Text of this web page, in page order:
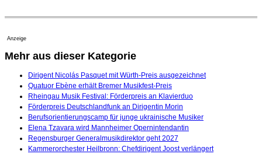
Anzeige
Mehr aus dieser Kategorie
Dirigent Nicolás Pasquet mit Würth-Preis ausgezeichnet
Quatuor Ebène erhält Bremer Musikfest-Preis
Rheingau Musik Festival: Förderpreis an Klavierduo
Förderpreis Deutschlandfunk an Dirigentin Morin
Berufsorientierungscamp für junge ukrainische Musiker
Elena Tzavara wird Mannheimer Opernintendantin
Regensburger Generalmusikdirektor geht 2027
Kammerorchester Heilbronn: Chefdirigent Joost verlängert